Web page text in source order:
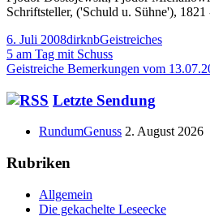
Schriftsteller, ('Schuld u. Sühne'), 1821
Veröffentlicht
am
6. Juli 2008Autor
dirknbKategorien
Geistreiches
Beitragsnavigation
Vorheriger
Beitrag:
5 am Tag mit Schuss
Nächster
Geistreiche Bemerkungen vom
Haupt-
Seitenleiste
Letzte Sendung
RundumGenuss 2. August 2026
Rubriken
Allgemein
Die gekachelte Leseecke